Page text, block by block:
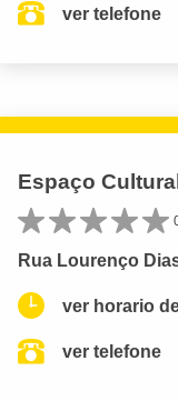
ver telefone
Espaço
Rua Lourenço
ver horario
ver telefone